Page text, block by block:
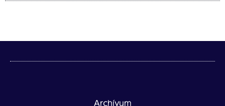
Archívum